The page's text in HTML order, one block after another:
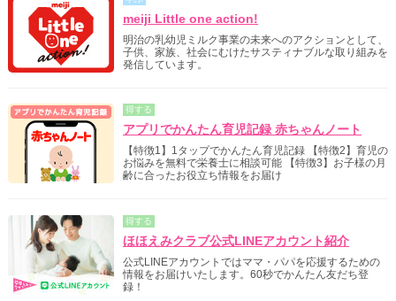
meiji Little one action!
明治の乳幼児ミルク事業の未来へのアクションとして、
子供、家族、社会にむけたサスティナブルな取り組みを
発信しています。
得する
アプリでかんたん育児記録 赤ちゃんノート
【特徴1】1タップでかんたん育児記録 【特徴2】育児の
お悩みを無料で栄養士に相談可能 【特徴3】お子様の月
齢に合ったお役立ち情報をお届け
得する
ほほえみクラブ公式LINEアカウント紹介
公式LINEアカウントではママ・パパを応援するための
情報をお届けいたします。60秒でかんたん友だち登
録！